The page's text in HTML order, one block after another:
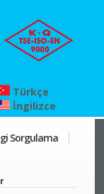
Türkçe
İngilizce
Sorgulama